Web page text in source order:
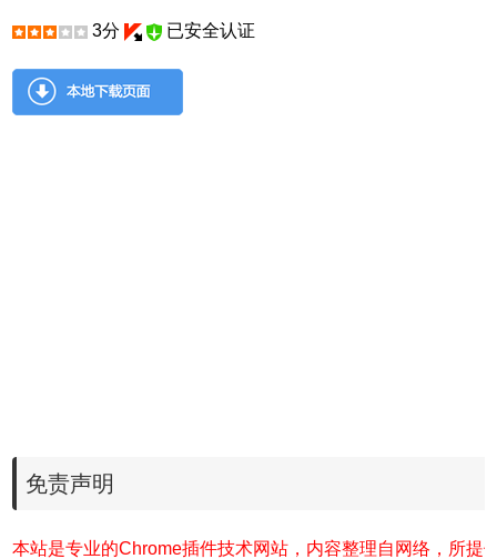
3分 已安全认证
免责声明
本站是专业的Chrome插件技术网站，内容整理自网络，所提